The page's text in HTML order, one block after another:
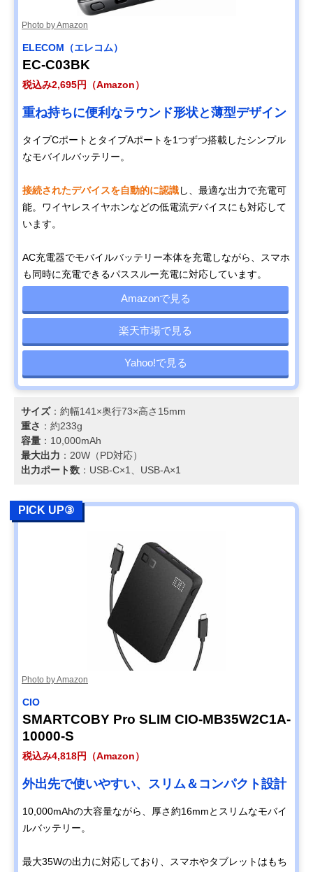
Photo by Amazon
ELECOM（エレコム）
EC-C03BK
税込み2,695円（Amazon）
重ね持ちに便利なラウンド形状と薄型デザイン
タイプCポートとタイプAポートを1つずつ搭載したシンプル
なモバイルバッテリー。
接続されたデバイスを自動的に認識し、最適な出力で充電可
能。ワイヤレスイヤホンなどの低電流デバイスにも対応して
います。
AC充電器でモバイルバッテリー本体を充電しながら、スマホ
も同時に充電できるパススルー充電に対応しています。
Amazonで見る
楽天市場で見る
Yahoo!で見る
サイズ：約幅141×奥行73×高さ15mm
重さ ：約233g
容量 ：10,000mAh
最大出力 ：20W（PD対応）
出力ポート数 ：USB-C×1、USB-A×1
PICK UP③
Photo by Amazon
CIO
SMARTCOBY Pro SLIM CIO-MB35W2C1A-
10000-S
税込み4,818円（Amazon）
外出先で使いやすい、スリム＆コンパクト設計
10,000mAhの大容量ながら、厚さ約16mmとスリムなモバイ
ルバッテリー。
最大35Wの出力に対応しており、スマホやタブレットはもち